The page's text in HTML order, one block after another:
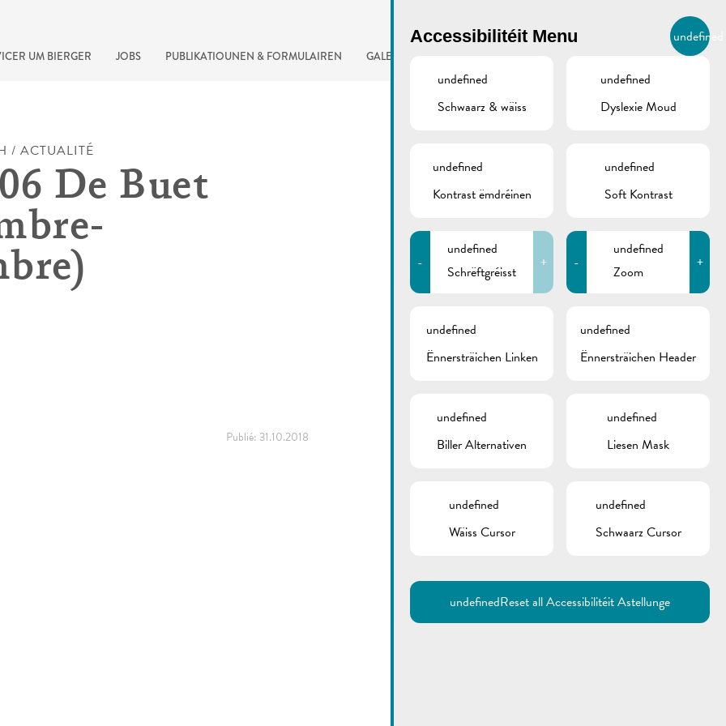
UM BIERGER JOBS PUBLIKATIOUNEN & FORMULAIREN GALERIE LB
BIERGER.REMICH.LU
Utilisez la recherche pour
Comme par exemple des contacts, des
informations ou de documents.
/ ACTUALITÉ
De Buet
Publié: 31.10.2018
Accessibilitéit Menu undefined
undefined
Schwaarz & wäiss
undefined
Dyslexie Moud
undefined
Kontrast ëmdréinen
undefined
Soft Kontrast
-
undefined
Schrëftgréisst
+ -
undefined
Zoom
+
undefined
Ënnersträichen Linken
undefined
Ënnersträichen Header
undefined
Biller Alternativen
undefined
Liesen Mask
undefined
Wäiss Cursor
undefined
Schwaarz Cursor
undefinedReset all Accessibilitéit Astellunge